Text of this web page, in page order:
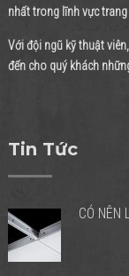
nhất trong lĩnh vực
Với đội ngũ kỹ thuật
đến cho quý khách
Tin Tức
CÓ NÊN